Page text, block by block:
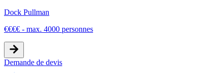
Dock Pullman
€€€€ - max. 4000 personnes
Demande de devis